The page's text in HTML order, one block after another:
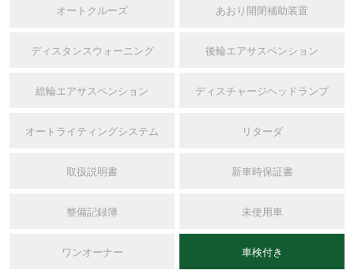
オートクルーズ あおり開閉補助装置
ディスタンスウォーニング 後輪エアサスペンション
総輪エアサスペンション ディスチャージヘッドランプ
オートライティングシステム リターダ
取扱説明書 新車時保証書
整備記録簿 未使用車
ワンオーナー 車検付き